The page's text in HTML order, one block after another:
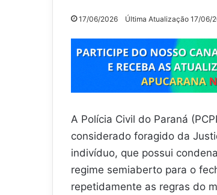
17/06/2026 Última Atualização 17/06/
A Polícia Civil do Paraná
considerado foragido da
indivíduo, que possui
regime semiaberto para o
repetidamente as regras do